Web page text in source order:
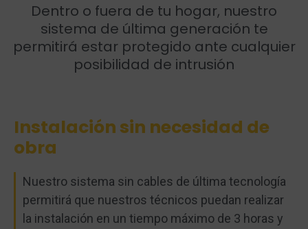
Dentro o fuera de tu hogar, nuestro
sistema de última generación te
permitirá estar protegido ante cualquier
posibilidad de intrusión
Instalación sin necesidad de
obra
Nuestro sistema sin cables de última tecnología
permitirá que nuestros técnicos puedan realizar
la instalación en un tiempo máximo de 3 horas y